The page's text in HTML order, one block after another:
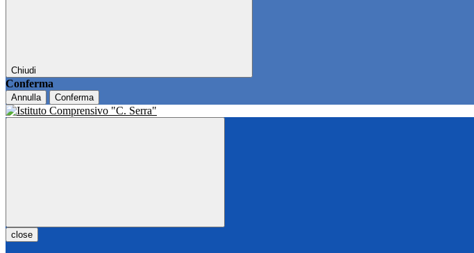
Chiudi
Conferma
Annulla Conferma
close